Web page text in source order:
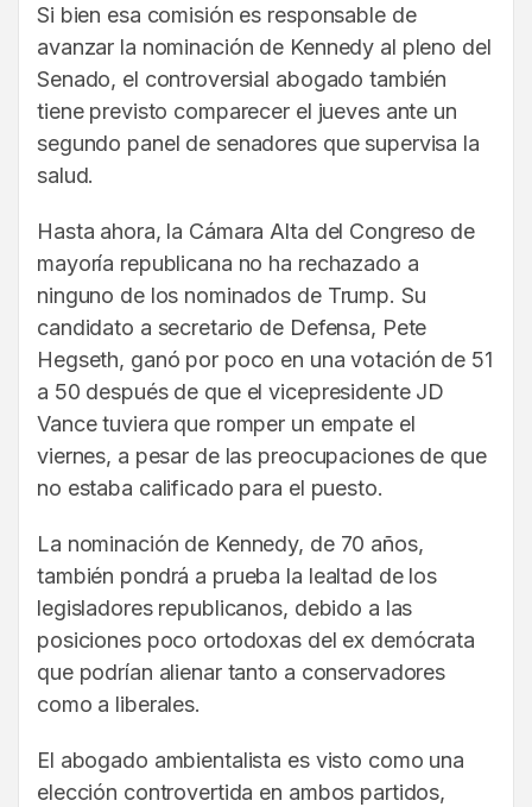
Si bien esa comisión es responsable de
avanzar la nominación de Kennedy al pleno del
Senado, el controversial abogado también
tiene previsto comparecer el jueves ante un
segundo panel de senadores que supervisa la
salud.
Hasta ahora, la Cámara Alta del Congreso de
mayoría republicana no ha rechazado a
ninguno de los nominados de Trump. Su
candidato a secretario de Defensa, Pete
Hegseth, ganó por poco en una votación de 51
a 50 después de que el vicepresidente JD
Vance tuviera que romper un empate el
viernes, a pesar de las preocupaciones de que
no estaba calificado para el puesto.
La nominación de Kennedy, de 70 años,
también pondrá a prueba la lealtad de los
legisladores republicanos, debido a las
posiciones poco ortodoxas del ex demócrata
que podrían alienar tanto a conservadores
como a liberales.
El abogado ambientalista es visto como una
elección controvertida en ambos partidos,